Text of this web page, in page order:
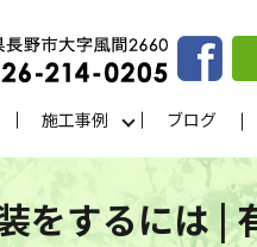
施工事例 ブログ
をするには |